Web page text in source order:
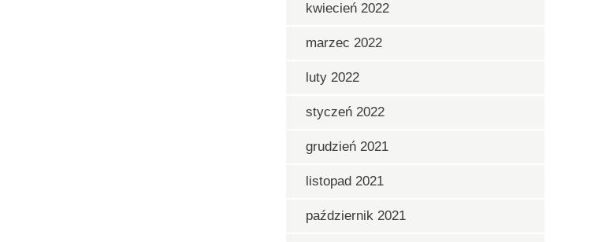
kwiecień 2022
marzec 2022
luty 2022
styczeń 2022
grudzień 2021
listopad 2021
październik 2021